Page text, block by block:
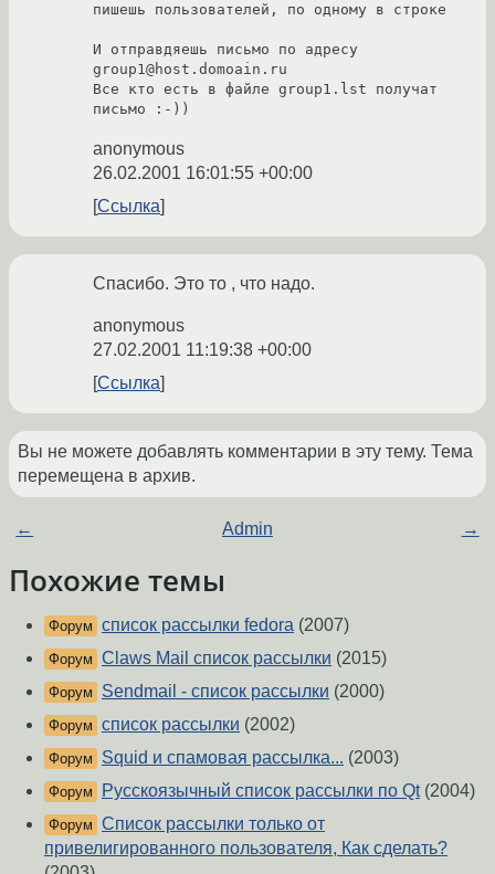
пишешь пользователей, по одному в строке
И отправдяешь письмо по адресу
group1@host.domoain.ru
Все кто есть в файле group1.lst получат
anonymous
26.02.2001 16:01:55 +00:00
Ссылка
Спасибо. Это то , что надо.
anonymous
27.02.2001 11:19:38 +00:00
Ссылка
Вы не можете добавлять комментарии в эту тему. Тема
перемещена в архив.
← Admin →
Похожие темы
Форум список рассылки fedora (2007)
Форум Claws Mail список рассылки (2015)
Форум Sendmail - список рассылки (2000)
Форум список рассылки (2002)
Форум Squid и спамовая рассылка... (2003)
Форум Русскоязычный список рассылки по Qt(2004)
Форум Список рассылки только от
привелигированного пользователя, Как сделать?